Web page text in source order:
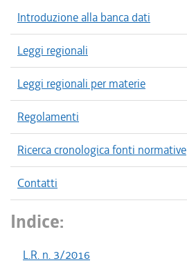
Introduzione alla banca dati
Leggi regionali
Leggi regionali per materie
Regolamenti
Ricerca cronologica fonti normative
Contatti
Indice:
L.R. n. 3/2016